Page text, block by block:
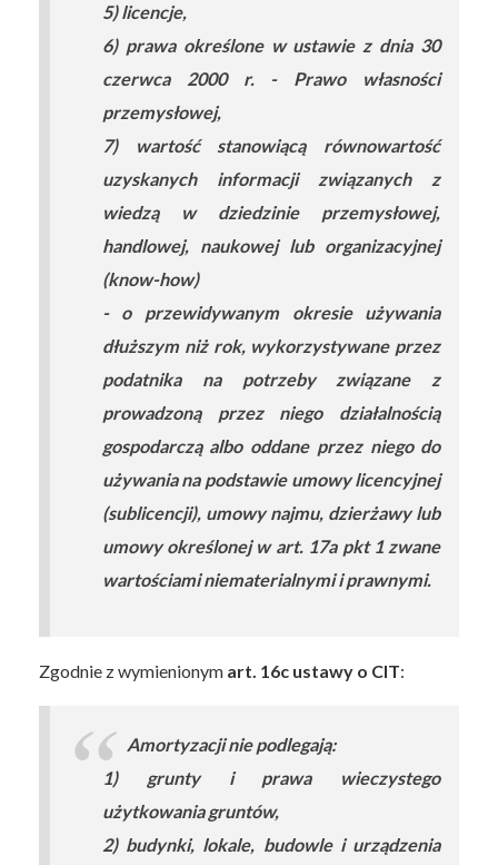
5) licencje,
6) prawa określone w ustawie z dnia 30
czerwca 2000 r. - Prawo własności
przemysłowej,
7) wartość stanowiącą równowartość
uzyskanych informacji związanych z
wiedzą w dziedzinie przemysłowej,
handlowej, naukowej lub organizacyjnej
(know-how)
- o przewidywanym okresie używania
dłuższym niż rok, wykorzystywane przez
podatnika na potrzeby związane z
prowadzoną przez niego działalnością
gospodarczą albo oddane przez niego do
używania na podstawie umowy licencyjnej
(sublicencji), umowy najmu, dzierżawy lub
umowy określonej w art. 17a pkt 1 zwane
wartościami niematerialnymi i prawnymi.
Zgodnie z wymienionym art. 16c ustawy o CIT:
Amortyzacji nie podlegają:
1) grunty i prawa wieczystego
użytkowania gruntów,
2) budynki, lokale, budowle i urządzenia